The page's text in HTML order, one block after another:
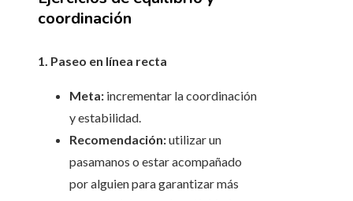
coordinación
1. Paseo en línea recta
Meta: incrementar la coordinación
y estabilidad.
Recomendación:utilizar un
pasamanos o estar acompañado
por alguien para garantizar más